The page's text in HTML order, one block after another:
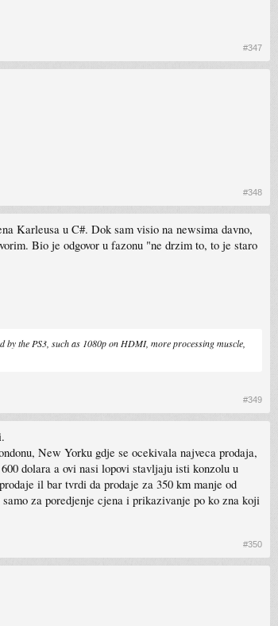
#347
#348
Karleusa u C#. Dok sam visio na newsima davno,
Bio je odgovor u fazonu "ne drzim to, to je staro
by the PS3, such as 1080p on HDMI, more processing muscle,
#349
New Yorku gdje se ocekivala najveca prodaja,
dolara a ovi nasi lopovi stavljaju isti konzolu u
il bar tvrdi da prodaje za 350 km manje od
za poredjenje cjena i prikazivanje po ko zna koji
#350